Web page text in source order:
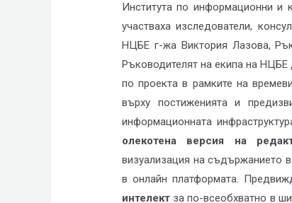
Института по информационни и
участваха изследователи,
НЦБЕ г-жа Виктория Лазова,
Ръководителят на екипа на НЦБЕ
по проекта в рамките на
върху постиженията и
информационната
олекотена версия на
визуализация на съдържанието
в онлайн платформата.
интелект за по-всеобхватно в